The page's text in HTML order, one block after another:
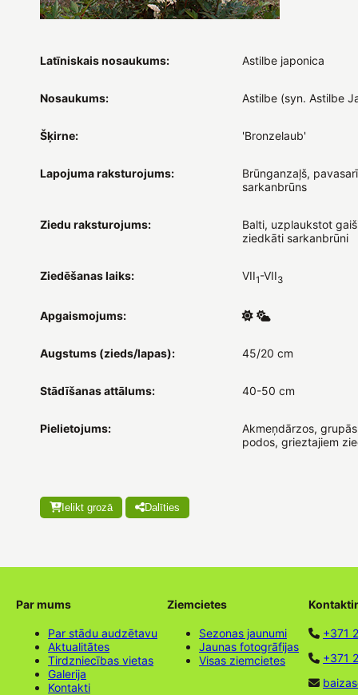
Latīniskais nosaukums: Astilbe japonica
Nosaukums: Astilbe (syn. Astilbe
Šķirne: 'Bronzelaub'
Lapojuma raksturojums:
Brūnganzaļš,
sarkanbrūns
Ziedu raksturojums:
Balti, uzplaukstot
ziedkāti sarkanbrūni
Ziedēšanas laiks: VII1-VII3
Apgaismojums:
Augstums (zieds/lapas): 45/20 cm
Stādīšanas attālums: 40-50 cm
Pielietojums:
Akmeņdārzos,
podos, grieztajiem
Ielikt grozā Dalīties
Par mums
Par stādu audzētavu
Aktualitātes
Tirdzniecības vietas
Galerija
Kontakti
Ziemcietes
Sezonas jaunumi
Jaunas fotogrāfijas
Visas ziemcietes
+371
+371